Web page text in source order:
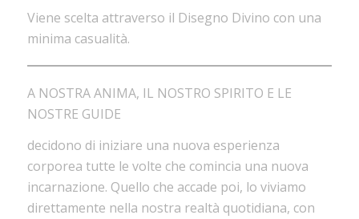
Viene scelta attraverso il Disegno Divino con una
minima casualità.
A NOSTRA ANIMA, IL NOSTRO SPIRITO E LE
NOSTRE GUIDE
decidono di iniziare una nuova esperienza
corporea tutte le volte che comincia una nuova
incarnazione. Quello che accade poi, lo viviamo
direttamente nella nostra realtà quotidiana, con